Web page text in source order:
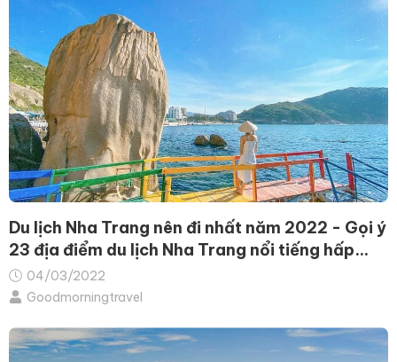
Du lịch Nha Trang nên đi nhất năm 2022 - Gọi ý
23 địa điểm du lịch Nha Trang nổi tiếng hấp
dẫn04/03/2022
Goodmorningtravel